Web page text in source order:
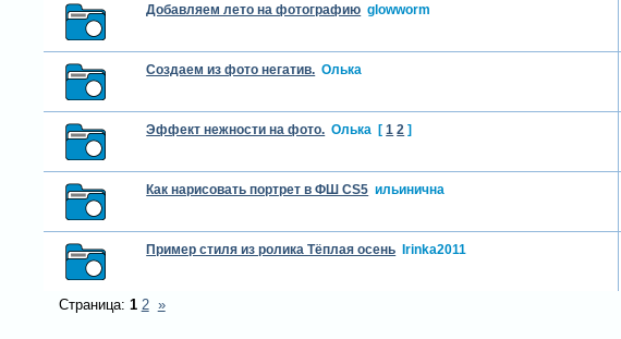
Добавляем лето на фотографию glowworm
Создаем из фото негатив. Олька
Эффект нежности на фото. Олька [ 1 2 ]
Как нарисовать портрет в ФШ CS5 ильинична
Пример стиля из ролика Тёплая осень Irinka2011
Страница: 1 2 »